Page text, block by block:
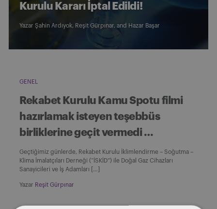
Kurulu Kararı İptal Edildi!
Yazar Şahin Ardıyok, Reşit Gürpınar, and Hazar Başar
GENEL
Rekabet Kurulu Kamu Spotu filmi
hazırlamak isteyen teşebbüs
birliklerine geçit vermedi …
Geçtiğimiz günlerde, Rekabet Kurulu İklimlendirme – Soğutma –
Klima İmalatçıları Derneği (“İSKİD”) ile Doğal Gaz Cihazları
Sanayicileri ve İş Adamları […]
Yazar Reşit Gürpınar